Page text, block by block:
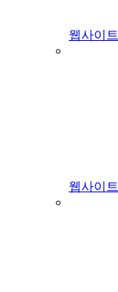
웹사이
웹사이